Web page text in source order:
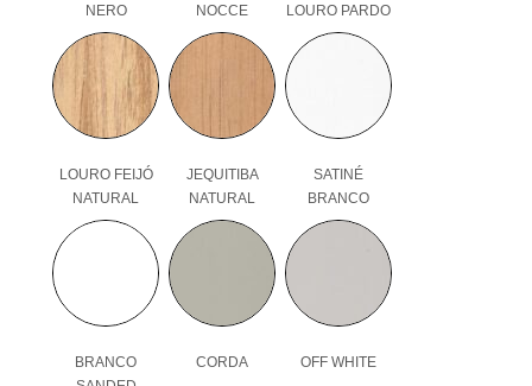
NERO NOCCE LOURO PARDO
LOURO FEIJÓ
NATURAL
JEQUITIBA
NATURAL
SATINÉ
BRANCO
BRANCO
CORDA OFF WHITE